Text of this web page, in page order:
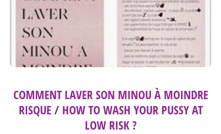
COMMENT LAVER SON MINOU À MOINDRE
RISQUE / HOW TO WASH YOUR PUSSY AT
LOW RISK ?